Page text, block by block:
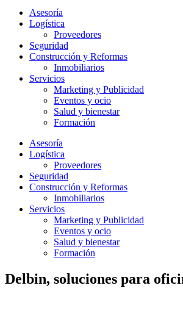
Asesoría
Logística
Proveedores
Seguridad
Construcción y Reformas
Inmobiliarios
Servicios
Marketing y Publicidad
Eventos y ocio
Salud y bienestar
Formación
Asesoría
Logística
Proveedores
Seguridad
Construcción y Reformas
Inmobiliarios
Servicios
Marketing y Publicidad
Eventos y ocio
Salud y bienestar
Formación
Delbin, soluciones para